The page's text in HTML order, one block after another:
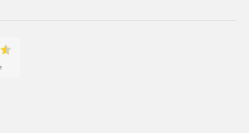
защиты файловых серверов и
(включая терминальные серверы),